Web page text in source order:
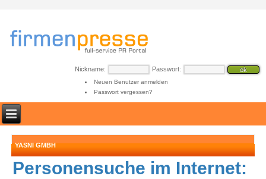
Nickname: Passwort:
Neuen Benutzer anmelden
Passwort vergessen?
YASNI GMBH
Personensuche im Internet: